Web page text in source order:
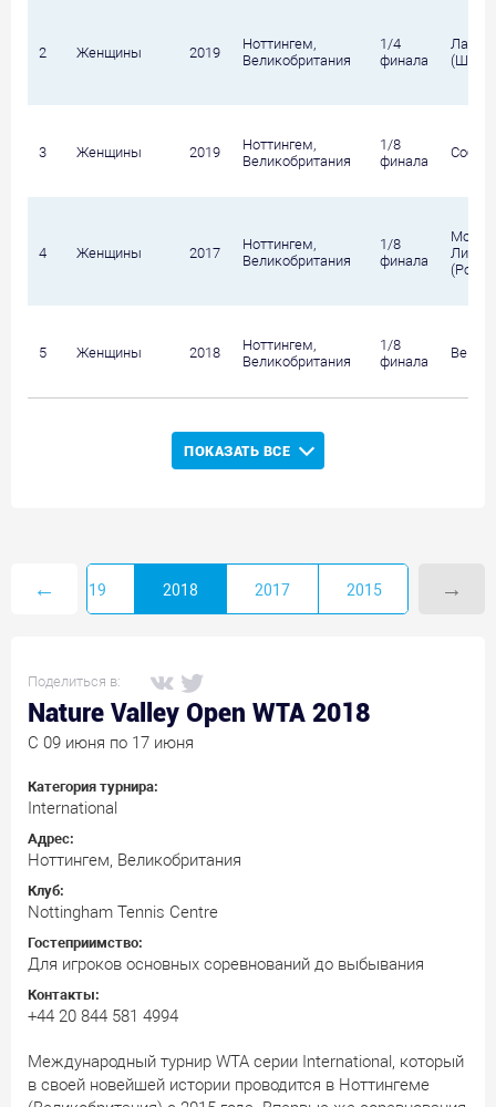
2 Женщины 2019
Ноттингем,
Великобритания
1/4
финала
Лапко
3 Женщины 2019
Ноттингем,
Великобритания
1/8
финала
4 Женщины 2017
Ноттингем,
Великобритания
1/8
финала
Лидия
5 Женщины 2018
Ноттингем,
Великобритания
1/8
финала
Векич
ПОКАЗАТЬ ВСЕ
← 2019 2018 2017 2015 →
Поделиться в:
Nature Valley Open WTA 2018
C 09 июня по 17 июня
Категория турнира:
International
Адрес:
Ноттингем, Великобритания
Клуб:
Nottingham Tennis Centre
Гостеприимство:
Для игроков основных соревнований до выбывания
Контакты:
+44 20 844 581 4994
Международный турнир WTA серии International, который
в своей новейшей истории проводится в Ноттингеме